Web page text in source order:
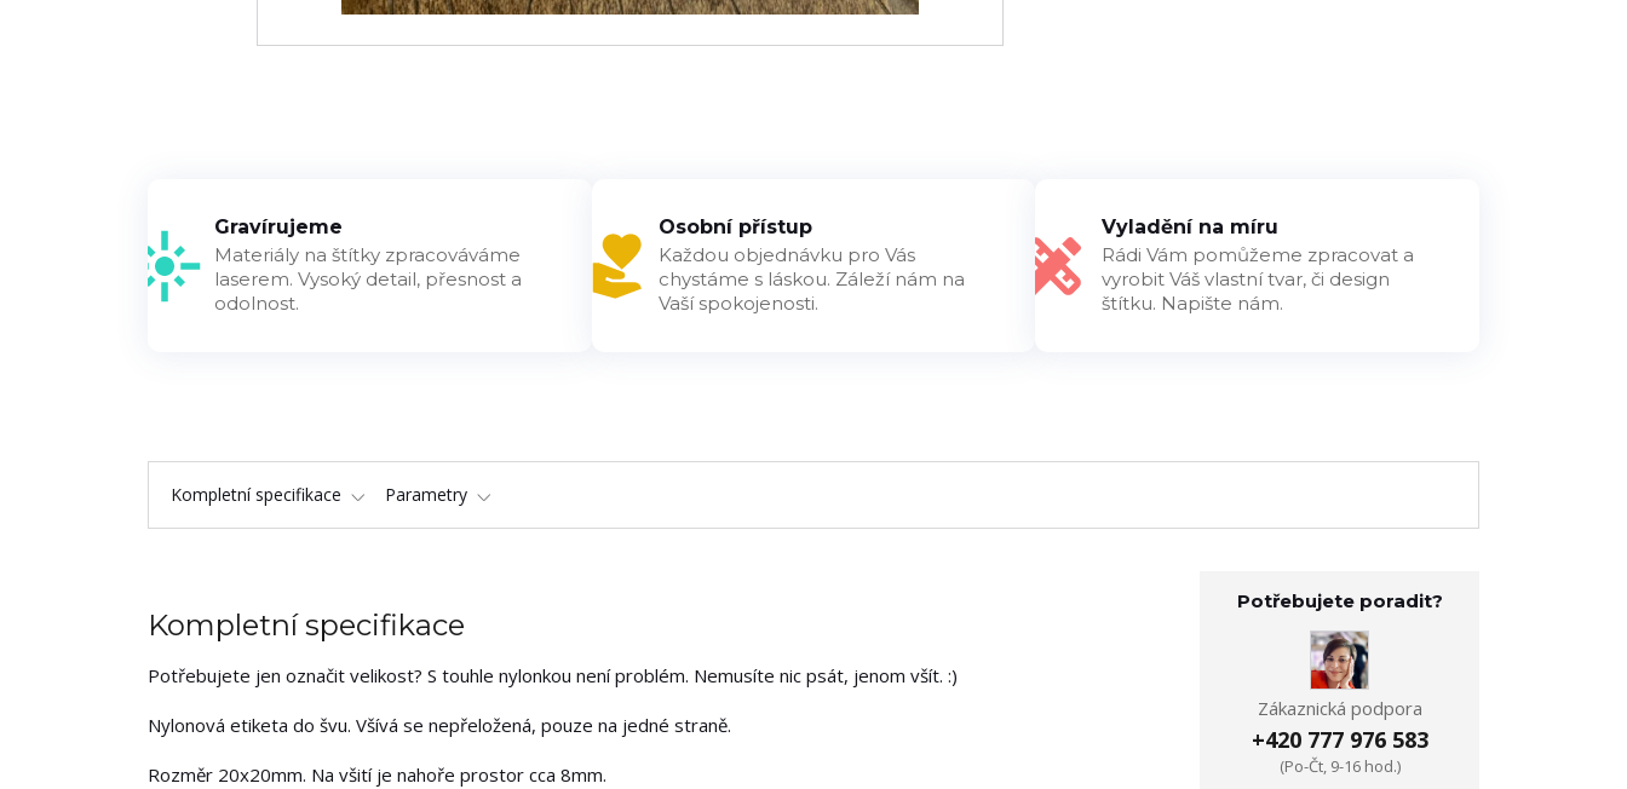
Gravírujeme
Materiály na štítky zpracováváme
laserem. Vysoký detail, přesnost a
odolnost.
Osobní přístup
Každou objednávku pro Vás
chystáme s láskou. Záleží nám na
Vaší spokojenosti.
Vyladění na míru
Rádi Vám pomůžeme zpracovat a
vyrobit Váš vlastní tvar, či design
štítku. Napište nám.
Kompletní specifikace Parametry
Kompletní specifikace
Potřebujete jen označit velikost? S touhle nylonkou není problém. Nemusíte nic psát, jenom všít. :)
Nylonová etiketa do švu. Všívá se nepřeložená, pouze na jedné straně.
Rozměr 20x20mm. Na všití je nahoře prostor cca 8mm.
Potřebujete poradit?
Zákaznická podpora
+420 777 976 583
(Po-Čt, 9-16 hod.)